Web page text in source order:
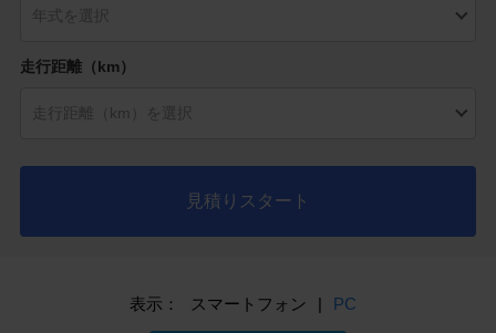
走行距離（km）
見積りスタート
表示： スマートフォン | PC